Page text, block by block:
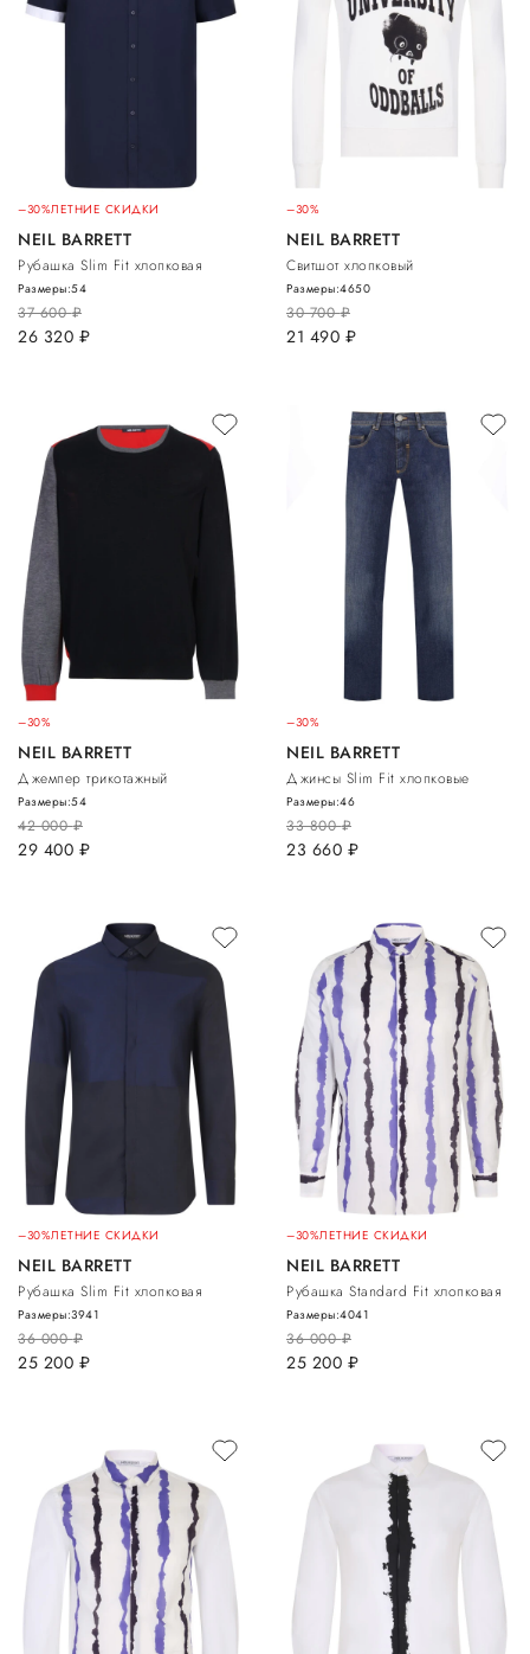
–30%ЛЕТНИЕ СКИДКИ
NEIL BARRETT
Рубашка Slim Fit хлопковая
37 600руб.
26 320 руб.
Размеры:54
–30%
NEIL BARRETT
Свитшот хлопковый
30 700руб.
21 490 руб.
Размеры:4650
–30%
NEIL BARRETT
Джемпер трикотажный
42 000руб.
29 400 руб.
Размеры:54
–30%
NEIL BARRETT
Джинсы Slim Fit хлопковые
33 800руб.
23 660 руб.
Размеры:46
–30%ЛЕТНИЕ СКИДКИ
NEIL BARRETT
Рубашка Slim Fit хлопковая
36 000руб.
25 200 руб.
Размеры:3941
–30%ЛЕТНИЕ СКИДКИ
NEIL BARRETT
Рубашка Standard Fit хлопковая
36 000руб.
25 200 руб.
Размеры:4041